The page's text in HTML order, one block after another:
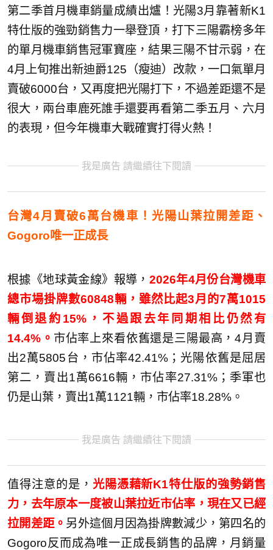
第二季首月機車銷量成績出爐！光陽3月靠著新K1
特仕版的強勁銷售力一舉登頂，打下三陽霸榜多年
的單月機車銷售冠軍寶座，結果三陽不甘示弱，在
4月上旬推出新迪爵125（瘦迪）改款，一口氣單月
賣破6000台，又再度把光陽打下，不過差距還不是
很大，兩台車鹿死誰手還要再看第二季五月、六月
的表現，但今年機車大戰確實打得火熱！
我是廣告 請繼續往下閱讀
台灣4月賣破6萬台機車！光陽山葉拉開差距、
Gogoro唯一正成長
根據《地球黃金線》報導， 2026年4月份台灣機車
總市場掛牌數60848輛，雖然比起3月的7萬1015
輛倒退約15%，不過跟去年同期相比仍然有
14.4%。 市佔率上來看依舊還是三陽最高，4月賣
出2萬5805台，市佔率42.41%；光陽依舊是屈居
第二，賣出1萬6616輛，市佔率27.31%；季軍也
仍是山葉，賣出1萬1121輛，市佔率18.28%。
我是廣告 請繼續往下閱讀
值得注意的是， 光陽憑藉新K1特仕版的強勢銷售
力，去年原本一度被山葉拉近市佔率，現在又已經
拉開差距。 另外這個月因為掛牌數減少，第四名的
Gogoro反而成為唯一正成長銷售的品牌，月銷量